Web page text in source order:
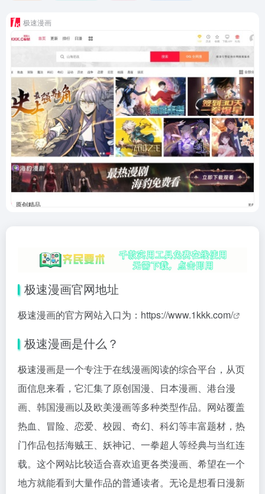
极速漫画
极速漫画官网地址
极速漫画的官方网站入口为： https://www.1kkk.com/
极速漫画是什么？
极速漫画是一个专注于在线漫画阅读的综合平台，从页
面信息来看，它汇集了原创国漫、日本漫画、港台漫
画、韩国漫画以及欧美漫画等多种类型作品。网站覆盖
热血、冒险、恋爱、校园、奇幻、科幻等丰富题材，热
门作品包括海贼王、妖神记、一拳超人等经典与当红连
载。这个网站比较适合喜欢追更各类漫画、希望在一个
地方就能看到大量作品的普通读者。无论是想看日漫新